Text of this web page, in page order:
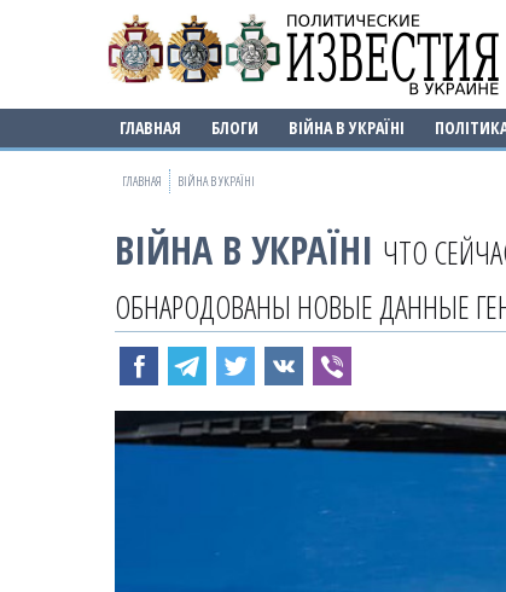
ГЛАВНАЯ БЛОГИ ВІЙНА В УКРАЇНІ
ГЛАВНАЯ ВІЙНА В УКРАЇНІ
ВІЙНА В УКРАЇНІ ЧТО
ОБНАРОДОВАНЫ НОВЫЕ ДАННЫЕ